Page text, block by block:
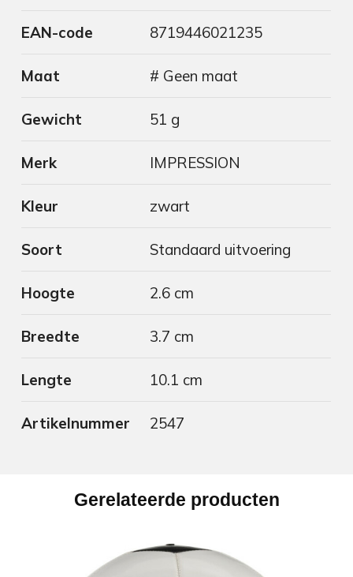
EAN-code 8719446021235
Maat # Geen maat
Gewicht 51 g
Merk IMPRESSION
Kleur zwart
Soort Standaard uitvoering
Hoogte 2.6 cm
Breedte 3.7 cm
Lengte 10.1 cm
Artikelnummer 2547
Gerelateerde producten